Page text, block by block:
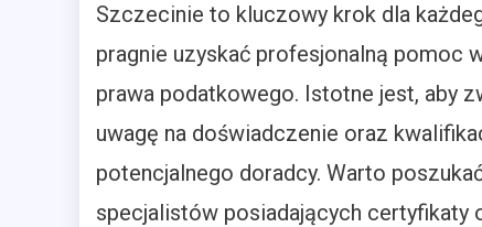
Szczecinie to kluczowy krok dla
pragnie uzyskać profesjonalną pomoc
prawa podatkowego. Istotne jest, aby
uwagę na doświadczenie oraz
potencjalnego doradcy. Warto
specjalistów posiadających certyfikaty